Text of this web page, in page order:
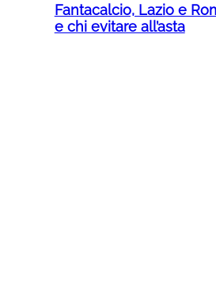
Fantacalcio, Lazio e
e chi evitare all’asta